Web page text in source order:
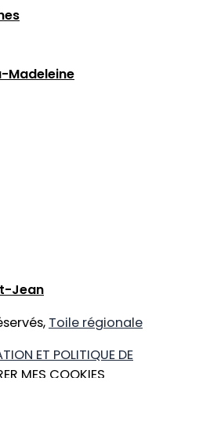
Madeleine
Jean
Toile régionale
ET POLITIQUE DE
MES COOKIES